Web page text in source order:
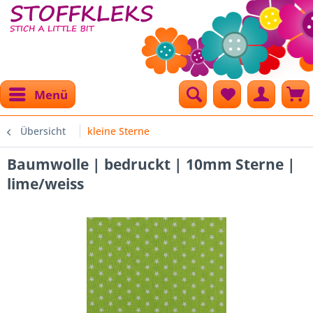
Menü
Übersicht kleine Sterne
Baumwolle | bedruckt | 10mm Sterne |
lime/weiss